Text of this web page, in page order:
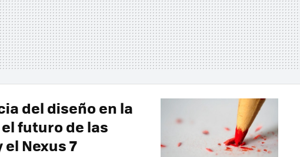
del diseño en la
futuro de las
Nexus 7